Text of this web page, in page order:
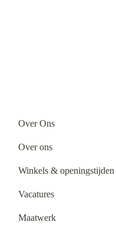
Over Ons
Over ons
Winkels & openingstijden
Vacatures
Maatwerk